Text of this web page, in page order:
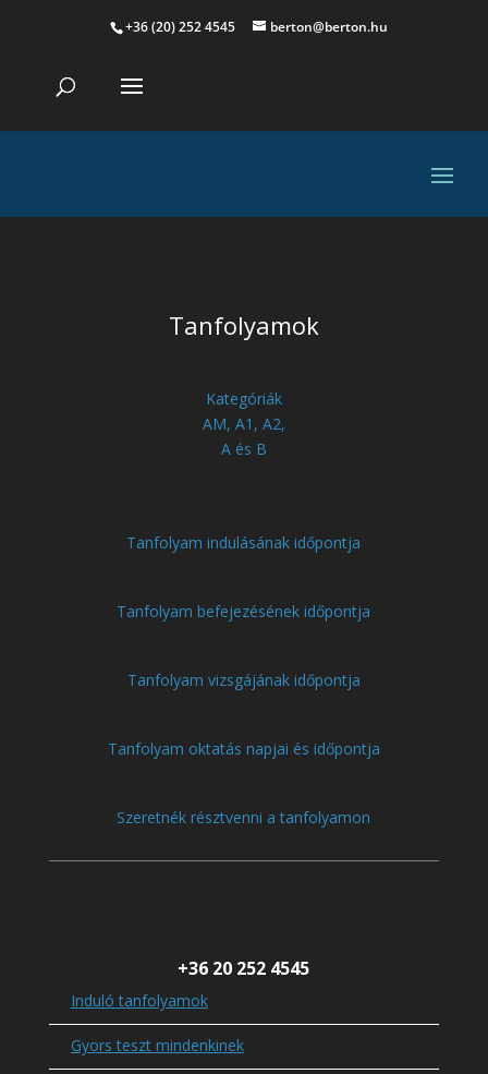
+36 (20) 252 4545 berton@berton.hu
Tanfolyamok
Kategóriák
AM, A1, A2,
A és B
Tanfolyam indulásának időpontja
Tanfolyam befejezésének időpontja
Tanfolyam vizsgájának időpontja
Tanfolyam oktatás napjai és időpontja
Szeretnék résztvenni a tanfolyamon
+36 20 252 4545
Induló tanfolyamok
Gyors teszt mindenkinek